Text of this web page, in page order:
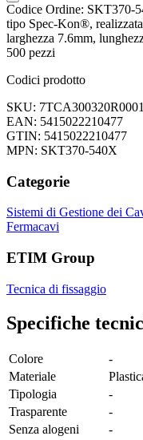
Codice Ordine: SKT370-
tipo Spec-Kon®,
larghezza 7.6mm,
500 pezzi
Codici prodotto
SKU: 7TCA300320R0001
EAN: 5415022210477
GTIN: 5415022210477
MPN: SKT370-540X
Categorie
Sistemi di Gestione dei
Fermacavi
ETIM Group
Tecnica di fissaggio
Specifiche
Colore
-
Materiale
Tipologia
-
Trasparente
-
Senza alogeni
-